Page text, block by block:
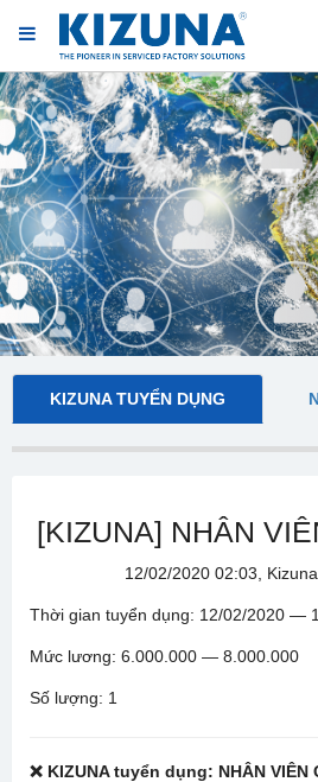
KIZUNA TUYỂN DỤNG
[KIZUNA] NHÂN
12/02/2020 02:03,
Thời gian tuyển dụng: 12/02/2020 —
Mức lương: 6.000.000 — 8.000.000
Số lượng: 1
❌ KIZUNA tuyển dụng: NHÂN VIÊN